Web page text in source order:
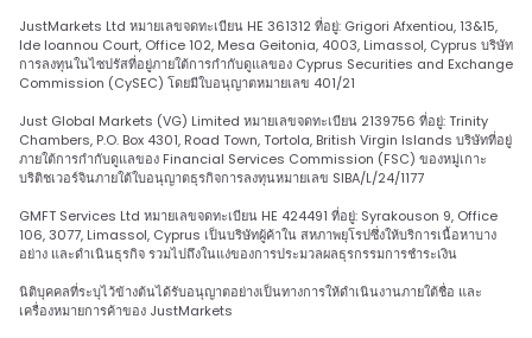
JustMarkets Ltd หมายเลขจดทะเบียน HE 361312 ที่อยู่: Grigori Afxentiou, 13&15,
Ide Ioannou Court, Office 102, Mesa Geitonia, 4003, Limassol, Cyprus บริษัท
การลงทุนในไซปรัสที่อยู่ภายใต้การกำกับดูแลของ Cyprus Securities and Exchange
Commission (CySEC) โดยมีใบอนุญาตหมายเลข 401/21
Just Global Markets (VG) Limited หมายเลขจดทะเบียน 2139756 ที่อยู่: Trinity
Chambers, P.O. Box 4301, Road Town, Tortola, British Virgin Islands บริษัทที่อยู่
ภายใต้การกำกับดูแลของ Financial Services Commission (FSC) ของหมู่เกาะ
บริติชเวอร์จินภายใต้ใบอนุญาตธุรกิจการลงทุนหมายเลข SIBA/L/24/1177
GMFT Services Ltd หมายเลขจดทะเบียน HE 424491 ที่อยู่: Syrakouson 9, Office
106, 3077, Limassol, Cyprus เป็นบริษัทผู้ค้าใน สหภาพยุโรปซึ่งให้บริการเนื้อหาบาง
อย่าง และดำเนินธุรกิจ รวมไปถึงในแง่ของการประมวลผลธุรกรรมการชำระเงิน
นิติบุคคลที่ระบุไว้ข้างต้นได้รับอนุญาตอย่างเป็นทางการให้ดำเนินงานภายใต้ชื่อ และ
เครื่องหมายการค้าของ JustMarkets